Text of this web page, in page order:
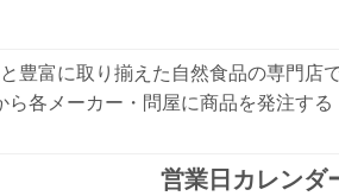
豊富に取り揃えた自然食品の専門店で
各メーカー・問屋に商品を発注す
営業日カレンダ